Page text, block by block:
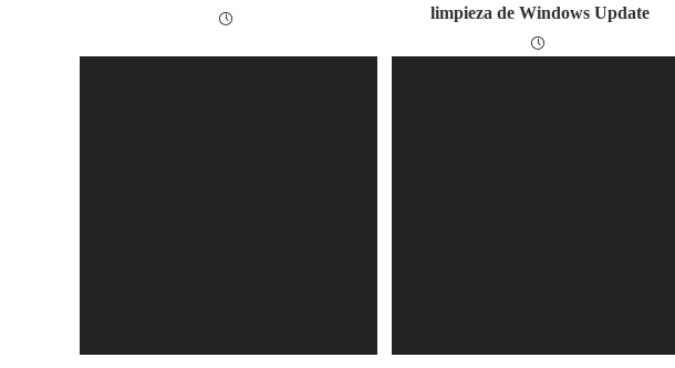
limpieza de Windows Update